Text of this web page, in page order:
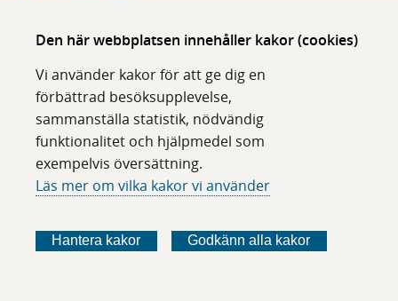
Den här webbplatsen innehåller kakor (cookies)
Vi använder kakor för att ge dig en
förbättrad besöksupplevelse,
sammanställa statistik, nödvändig
funktionalitet och hjälpmedel som
exempelvis översättning.
Läs mer om vilka kakor vi använder
Hantera kakor Godkänn alla kakor
Digitala tjänster
Om webbplatsen
Om karolinska.se
Navigation och hittbarhet
Om cookies